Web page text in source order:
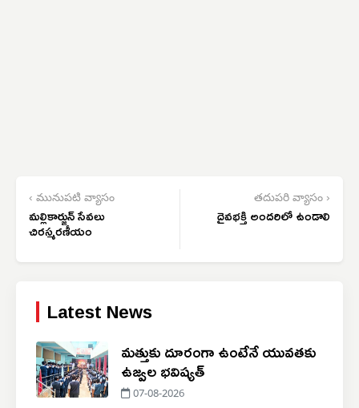
‹ మునుపటి వ్యాసం
మల్లికార్జున్ సేవలు
చిరస్మరణీయం
తదుపరి వ్యాసం ›
దైవభక్తి అందరిలో ఉండాలి
Latest News
మత్తుకు దూరంగా ఉంటేనే యువతకు
ఉజ్వల భవిష్యత్
07-08-2026